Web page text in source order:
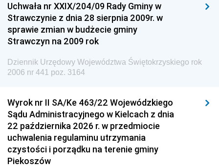
Dziennik Urzędowy Ministra Przemysłu
Dziennik Urzędowy Ministra Finansów i Gospodarki
Dziennik Urzędowy Ministra do Spraw Unii
Dziennik Urzędowy Agencji Wywiadu
Uchwała nr XXIX/204/09 Rady Gminy w
Strawczynie z dnia 28 sierpnia 2009r. w
sprawie zmian w budżecie gminy
Strawczyn na 2009 rok
Dziennik Urzędowy Województwa Świętokrzyskiego rok
2006 nr 441 poz. 3164
Wyrok nr II SA/Ke 463/22 Wojewódzkiego
Sądu Administracyjnego w Kielcach z dnia
22 października 2026 r. w przedmiocie
uchwalenia regulaminu utrzymania
czystości i porządku na terenie gminy
Piekoszów